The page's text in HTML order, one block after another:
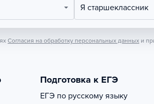
Я старшеклассник
Согласия на обработку персональных данных и
Подготовка к ЕГЭ
ЕГЭ по русскому языку